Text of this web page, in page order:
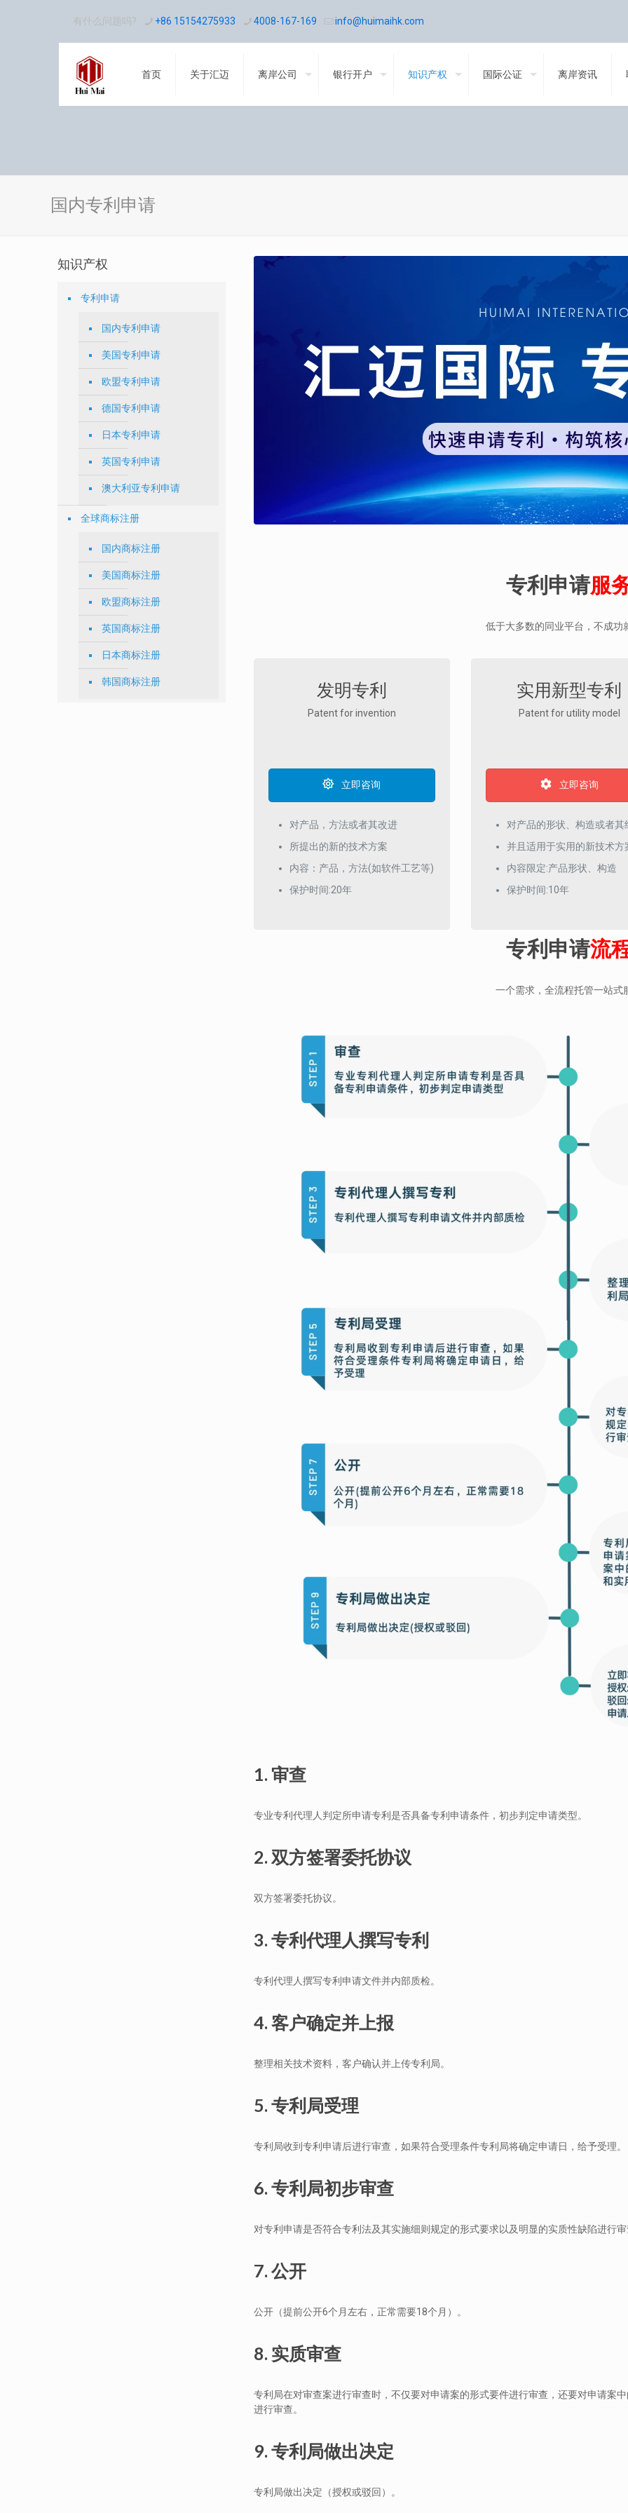
有什么问题吗? +86 15154275933 4008-167-169 info@huimaihk.com
首页 关于汇迈 离岸公司 银行开户 知识产权 国际公证 离岸资讯
国内专利申请
专利申请服
低于大多数的同业平台，不成功
发明专利
Patent for invention
立即咨询
对产品，方法或者其改进
所提出的新的技术方案
内容：产品，方法(如软件工艺等)
保护时间:20年
实用新型专利
Patent for utility model
立即咨询
对产品的形状、构造或者其
并且适用于实用的新技术方
内容限定:产品形状、构造
保护时间:10年
专利申请流
一个需求，全流程托管一站式
1. 审查
专业专利代理人判定所申请专利是否具备专利申请条件，初步判定申请类型。
2. 双方签署委托协议
双方签署委托协议。
3. 专利代理人撰写专利
专利代理人撰写专利申请文件并内部质检。
4. 客户确定并上报
整理相关技术资料，客户确认并上传专利局。
5. 专利局受理
专利局收到专利申请后进行审查，如果符合受理条件专利局将确定申请日，给予受理。
6. 专利局初步审查
对专利申请是否符合专利法及其实施细则规定的形式要求以及明显的实质性缺陷进行
7. 公开
公开（提前公开6个月左右，正常需要18个月）。
8. 实质审查
专利局在对审查案进行审查时，不仅要对申请案的形式要件进行审查，还要对申请案
进行审查。
9. 专利局做出决定
专利局做出决定（授权或驳回）。
知识产权
专利申请
国内专利申请
美国专利申请
欧盟专利申请
德国专利申请
日本专利申请
英国专利申请
澳大利亚专利申请
全球商标注册
国内商标注册
美国商标注册
欧盟商标注册
英国商标注册
日本商标注册
韩国商标注册